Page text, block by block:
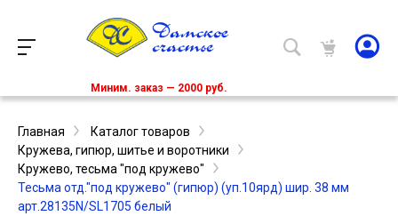
Миним. заказ — 2000 руб.
Главная
Каталог товаров
Кружева, гипюр, шитье и воротники
Кружево, тесьма "под кружево"
Тесьма отд."под кружево" (гипюр) (уп.10ярд) шир. 38 мм
арт.28135N/SL1705 белый